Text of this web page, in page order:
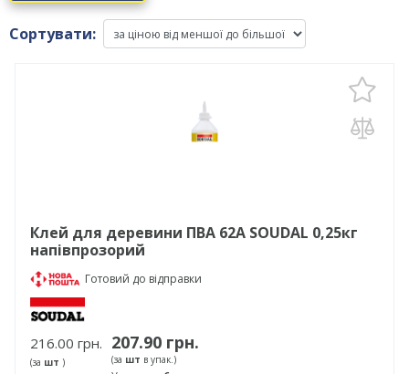
Сортувати:
Клей для деревини ПВА 62А SOUDAL 0,25кг
напівпрозорий
Готовий до відправки
216.00 грн.
(за шт )
207.90 грн.
(за шт в упак.)